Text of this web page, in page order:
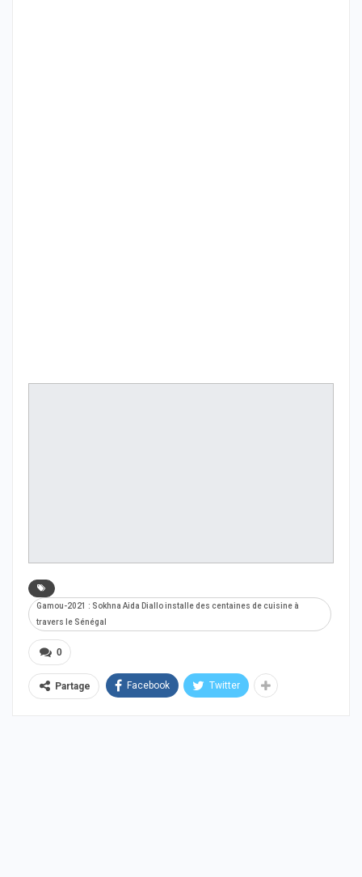
Gamou-2021 : Sokhna Aida Diallo installe des centaines de cuisine à
travers le Sénégal
0
Partage Facebook Twitter